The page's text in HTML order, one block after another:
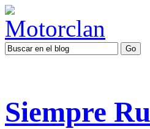
Siempre